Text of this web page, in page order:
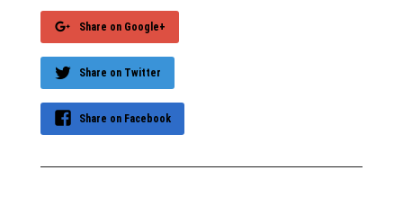
Share on Google+
Share on Twitter
Share on Facebook